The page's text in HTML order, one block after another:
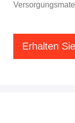
Erhalten